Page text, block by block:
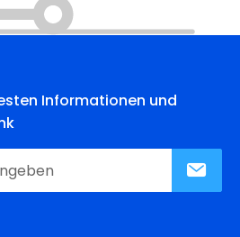
Informationen und